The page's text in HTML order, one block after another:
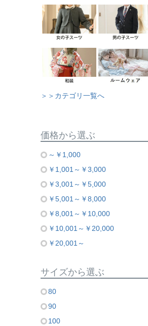
＞＞カテゴリ一覧へ
価格から選ぶ
～￥1,000
￥1,001～￥3,000
￥3,001～￥5,000
￥5,001～￥8,000
￥8,001～￥10,000
￥10,001～￥20,000
￥20,001～
サイズから選ぶ
80
90
100